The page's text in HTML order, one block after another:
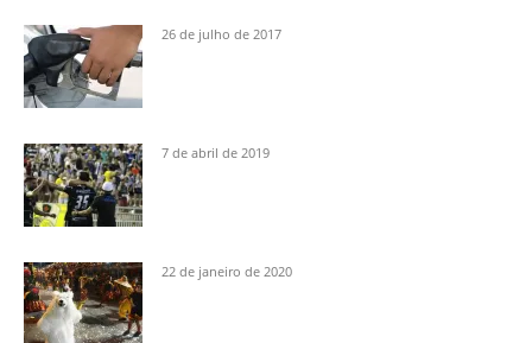
26 de julho de 2017
7 de abril de 2019
22 de janeiro de 2020